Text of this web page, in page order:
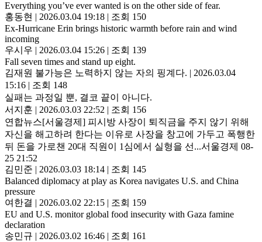
Everything you’ve ever wanted is on the other side of fear.
홍동현 | 2026.03.04 19:18 | 조회 150
Ex-Hurricane Erin brings historic warmth before rain and wind
incoming
우시우 | 2026.03.04 15:26 | 조회 139
Fall seven times and stand up eight.
김재원 불가능은 노력하지 않는 자의 핑계다. | 2026.03.04
15:16 | 조회 148
실패는 과정일 뿐, 결코 끝이 아니다.
서지훈 | 2026.03.03 22:52 | 조회 156
연합뉴스[서울경제] 피시방 사장이 퇴직금을 주지 않기 위해
자신을 해고하려 한다는 이유로 사장을 창고에 가두고 폭행한
뒤 돈을 가로챈 20대 직원이 1심에서 실형을 선...서울경제 08-
25 21:52
김민준 | 2026.03.03 18:14 | 조회 145
Balanced diplomacy at play as Korea navigates U.S. and China
pressure
여한결 | 2026.03.02 22:15 | 조회 159
EU and U.S. monitor global food insecurity with Gaza famine
declaration
송민규 | 2026.03.02 16:46 | 조회 161